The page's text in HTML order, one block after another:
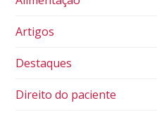
Artigos
Destaques
Direito do paciente